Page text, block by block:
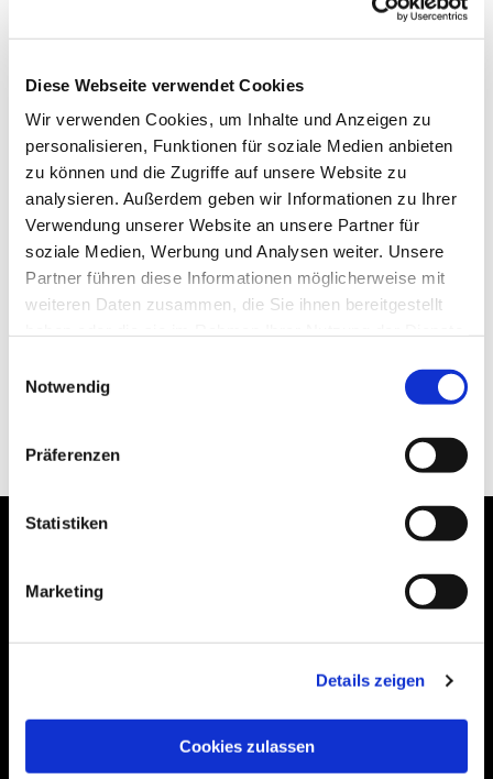
Diese Webseite verwendet Cookies
Wir verwenden Cookies, um Inhalte und Anzeigen zu
personalisieren, Funktionen für soziale Medien anbieten
zu können und die Zugriffe auf unsere Website zu
analysieren. Außerdem geben wir Informationen zu Ihrer
Verwendung unserer Website an unsere Partner für
soziale Medien, Werbung und Analysen weiter. Unsere
Partner führen diese Informationen möglicherweise mit
weiteren Daten zusammen, die Sie ihnen bereitgestellt
Notwendig
Präferenzen
Statistiken
Marketing
Details zeigen
Cookies zulassen
99089 Erfurt, Thüringen
Bitte akzeptieren Sie Marketing-Cookies,
um diese Karte anzuzeigen.